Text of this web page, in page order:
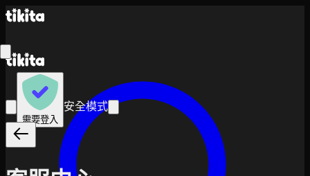
需要登入
安全模式